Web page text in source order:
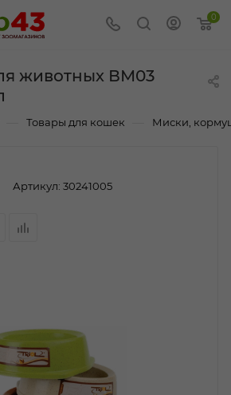
0
животных ВМ03
Товары для кошек Миски,
Артикул: 30241005